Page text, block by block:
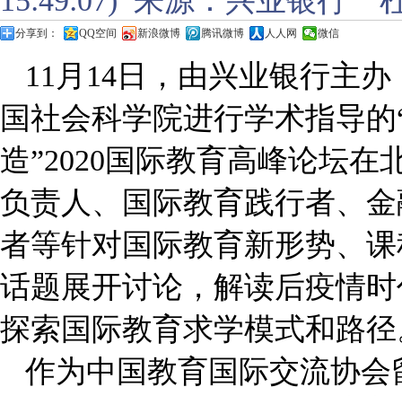
分享到： QQ空间 新浪微博 腾讯微博 人人网 微信
11月14日，由兴业银行主
国社会科学院进行学术指导
造”2020国际教育高峰论坛在
负责人、国际教育践行者、
者等针对国际教育新形势、
话题展开讨论，解读后疫情
探索国际教育求学模式和路
作为中国教育国际交流协